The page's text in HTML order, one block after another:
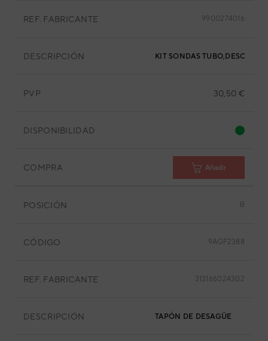
REF. FABRICANTE 9900274016
DESCRIPCIÓN KIT SONDAS
PVP 30,50 €
DISPONIBILIDAD
COMPRA Añadir
POSICIÓN B
CÓDIGO 9AGF2388
REF. FABRICANTE 313166024302
DESCRIPCIÓN TAPÓN DE DESAGÜE